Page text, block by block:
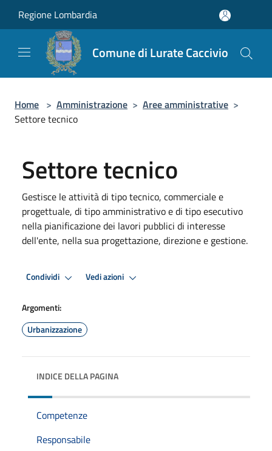
Regione Lombardia
Comune di Lurate Caccivio
Home > Amministrazione > Aree amministrative >
Settore tecnico
Settore tecnico
Gestisce le attività di tipo tecnico, commerciale e
progettuale, di tipo amministrativo e di tipo esecutivo
nella pianificazione dei lavori pubblici di interesse
dell'ente, nella sua progettazione, direzione e gestione.
Condividi Vedi azioni
Argomenti:
Urbanizzazione
INDICE DELLA PAGINA
Competenze
Responsabile